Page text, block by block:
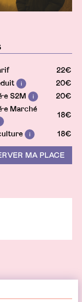
22€
Info
20€
S2M
Info
20€
Marché
18€
Info 18€
MA PLACE